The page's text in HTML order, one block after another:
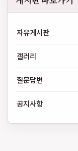
자유게시판
갤러리
질문답변
공지사항